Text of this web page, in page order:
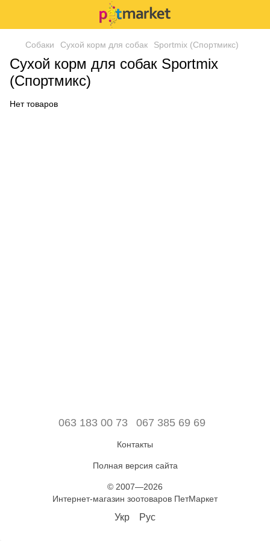
Собаки Сухой корм для собак Sportmix (Спортмикс)
Сухой корм для собак Sportmix
(Спортмикс)
Нет товаров
063 183 00 73 067 385 69 69
Контакты
Полная версия сайта
© 2007—2026
Интернет-магазин зоотоваров ПетМаркет
Укр Рус